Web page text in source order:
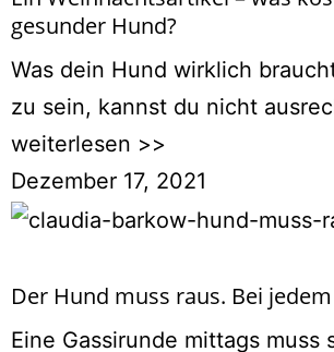
gesunder Hund?
Was dein Hund wirklich
zu sein, kannst du nicht
weiterlesen >>
Dezember 17, 2021
Der Hund muss raus. Bei
Eine Gassirunde mittags muss